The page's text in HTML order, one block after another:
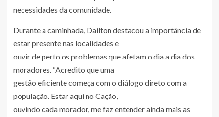
necessidades da comunidade.
Durante a caminhada, Dailton destacou a importância de
estar presente nas localidades e
ouvir de perto os problemas que afetam o dia a dia dos
moradores. “Acredito que uma
gestão eficiente começa com o diálogo direto com a
população. Estar aqui no Cação,
ouvindo cada morador, me faz entender ainda mais as